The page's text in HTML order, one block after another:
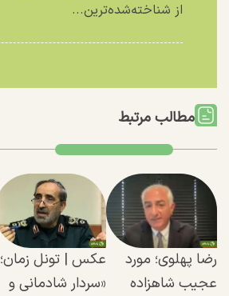
از شناخته‌شده‌ترین...
مطالب مرتبط
رضا پهلوی؛ مورد
عجیب شاهزاده
عکس | تونل زمان؛
«سردار شادمانی و